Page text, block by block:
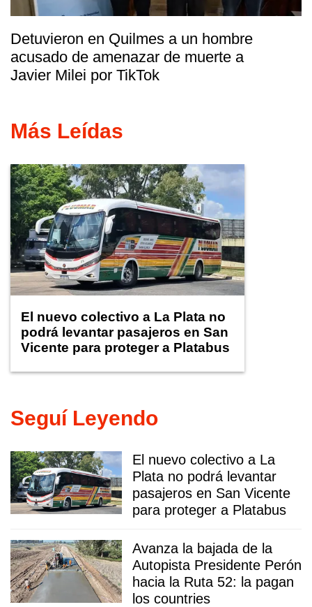
Detuvieron en Quilmes a un hombre
acusado de amenazar de muerte a
Javier Milei por TikTok
Más Leídas
El nuevo colectivo a La Plata no
podrá levantar pasajeros en San
Vicente para proteger a Platabus
Seguí Leyendo
El nuevo colectivo a La
Plata no podrá levantar
pasajeros en San Vicente
para proteger a Platabus
Avanza la bajada de la
Autopista Presidente Perón
hacia la Ruta 52: la pagan
los countries